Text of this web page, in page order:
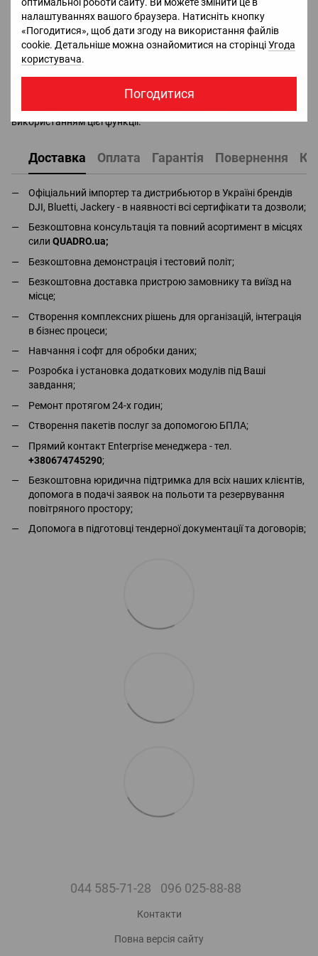
налаштуваннях вашого браузера. Натисніть кнопку
«Погодитися», щоб дати згоду на використання файлів
cookie. Детальніше можна ознайомитися на сторінціУгода
користувача.
Погодитися
встановлення деяких телефонів може знадобитися
калібрування. Магнітна конструкція може вплинути інші
магнітні вироби. Не кладіть затискач для телефону поруч із
банківською карткою, кардіостимулятором, жорстким диском
або аналогічними пристроями.
Крім того, це може вплинути на деякі телефони, які
використовують магнітні сигнали для передачі даних. У цьому
використанням цієї функції.
Доставка Оплата Гарантія Повернення
Офіціальний імпортер та дистрибьютор в Україні брендів
DJI, Bluetti, Jackery - в наявності всі сертифікати та дозволи;
Безкоштовна консультація та повний асортимент в місцях
сили QUADRO.ua;
Безкоштовна демонстрація і тестовий політ;
Безкоштовна доставка пристрою замовнику та виїзд на
місце;
Створення комплексних рішень для організацій, інтеграція
в бізнес процеси;
Навчання і софт для обробки даних;
Розробка і установка додаткових модулів під Ваші
завдання;
Ремонт протягом 24-х годин;
Створення пакетів послуг за допомогою БПЛА;
Прямий контакт Enterprise менеджера - тел.
+380674745290;
Безкоштовна юридична підтримка для всіх наших клієнтів,
допомога в подачі заявок на польоти та резервування
повітряного простору;
Допомога в підготовці тендерної документації та договорів;
044 585-71-28 096 025-88-88
Контакти
Повна версія сайту